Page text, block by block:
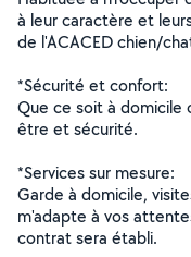
à leur caractère et
de l'ACACED chien/
*Sécurité et confort:
Que ce soit à domicile
être et sécurité.
*Services sur mesure:
Garde à domicile,
m'adapte à vos
contrat sera établi.